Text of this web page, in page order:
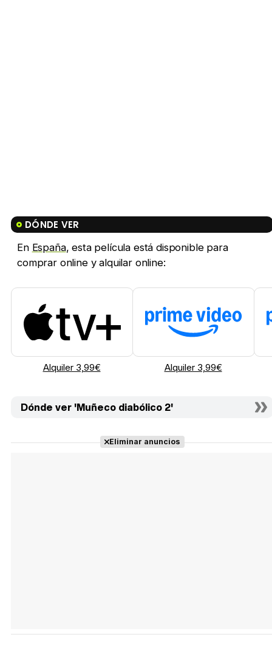
DÓNDE VER
En España, esta película está disponible para
comprar online y alquilar online:
Alquiler 3,99€ Alquiler 3,99€
Dónde ver 'Muñeco diabólico 2'
Eliminar anuncios